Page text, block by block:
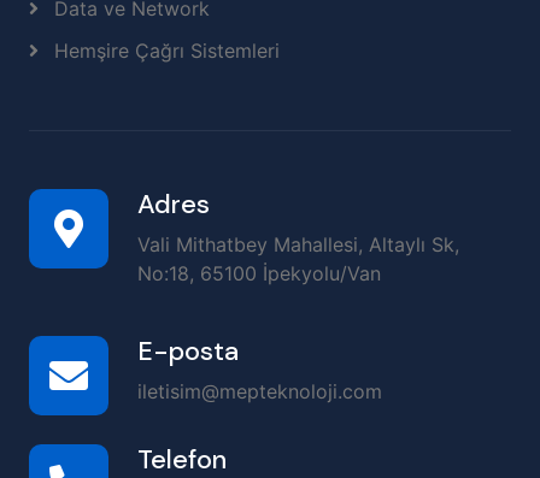
Data ve Network
Hemşire Çağrı Sistemleri
Adres
Vali Mithatbey Mahallesi, Altaylı Sk,
No:18, 65100 İpekyolu/Van
E-posta
iletisim@mepteknoloji.com
Telefon